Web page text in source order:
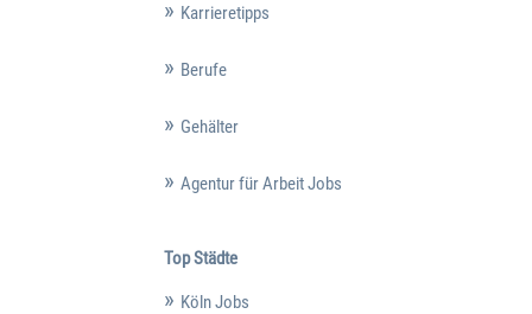
Karrieretipps
Berufe
Gehälter
Agentur für Arbeit Jobs
Top Städte
Köln Jobs